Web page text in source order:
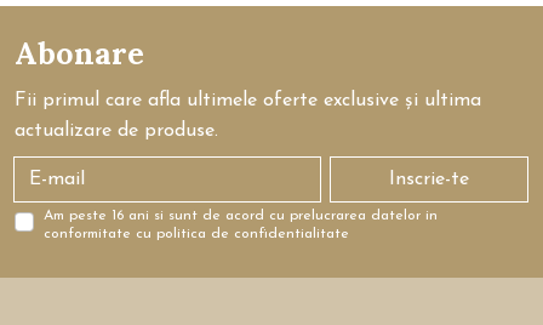
Abonare
Fii primul care afla ultimele oferte exclusive și ultima
actualizare de produse.
Inscrie-te
Am peste 16 ani si sunt de acord cu prelucrarea datelor in
conformitate cu politica de confidentialitate